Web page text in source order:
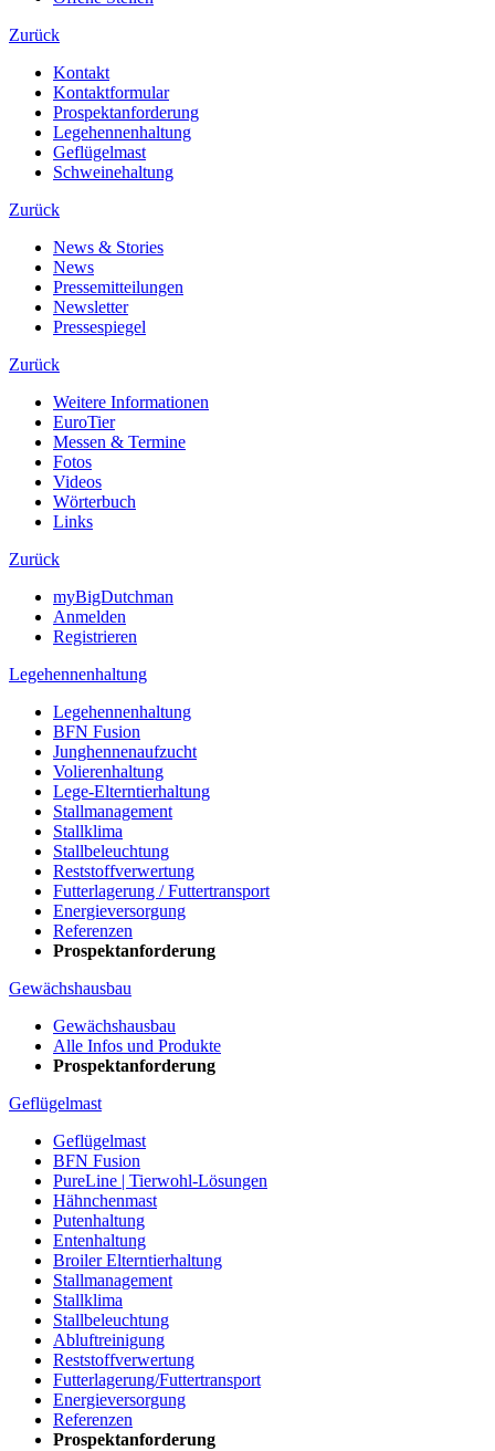
Zurück
Kontakt
Kontaktformular
Prospektanforderung
Legehennenhaltung
Geflügelmast
Schweinehaltung
Zurück
News & Stories
News
Pressemitteilungen
Newsletter
Pressespiegel
Zurück
Weitere Informationen
EuroTier
Messen & Termine
Fotos
Videos
Wörterbuch
Links
Zurück
myBigDutchman
Anmelden
Registrieren
Legehennenhaltung
Legehennenhaltung
BFN Fusion
Junghennenaufzucht
Volierenhaltung
Lege-Elterntierhaltung
Stallmanagement
Stallklima
Stallbeleuchtung
Reststoffverwertung
Futterlagerung / Futtertransport
Energieversorgung
Referenzen
Prospektanforderung
Gewächshausbau
Gewächshausbau
Alle Infos und Produkte
Prospektanforderung
Geflügelmast
Geflügelmast
BFN Fusion
PureLine | Tierwohl-Lösungen
Hähnchenmast
Putenhaltung
Entenhaltung
Broiler Elterntierhaltung
Stallmanagement
Stallklima
Stallbeleuchtung
Abluftreinigung
Reststoffverwertung
Futterlagerung/Futtertransport
Energieversorgung
Referenzen
Prospektanforderung